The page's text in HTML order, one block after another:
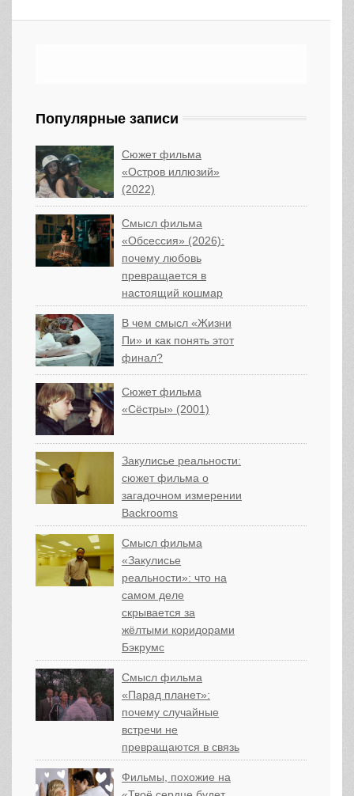
Популярные записи
Сюжет фильма
«Остров иллюзий»
(2022)
Смысл фильма
«Обсессия» (2026):
почему любовь
превращается в
настоящий кошмар
В чем смысл «Жизни
Пи» и как понять этот
финал?
Сюжет фильма
«Сёстры» (2001)
Закулисье реальности:
сюжет фильма о
загадочном измерении
Backrooms
Смысл фильма
«Закулисье
реальности»: что на
самом деле
скрывается за
жёлтыми коридорами
Бэкрумс
Смысл фильма
«Парад планет»:
почему случайные
встречи не
превращаются в связь
Фильмы, похожие на